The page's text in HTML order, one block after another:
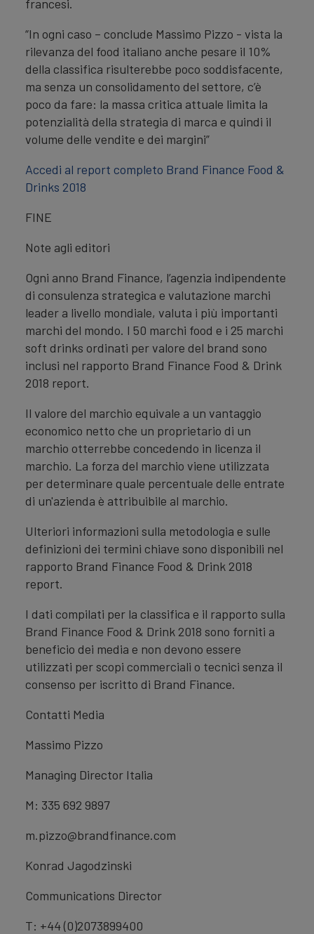
francesi.
“In ogni caso – conclude Massimo Pizzo - vista la
rilevanza del food italiano anche pesare il 10%
della classifica risulterebbe poco soddisfacente,
ma senza un consolidamento del settore, c’è
poco da fare: la massa critica attuale limita la
potenzialità della strategia di marca e quindi il
volume delle vendite e dei margini”
Accedi al report completo Brand Finance Food &
Drinks 2018
FINE
Note agli editori
Ogni anno Brand Finance, l’agenzia indipendente
di consulenza strategica e valutazione marchi
leader a livello mondiale, valuta i più importanti
marchi del mondo. I 50 marchi food e i 25 marchi
soft drinks ordinati per valore del brand sono
inclusi nel rapporto Brand Finance Food & Drink
2018 report.
Il valore del marchio equivale a un vantaggio
economico netto che un proprietario di un
marchio otterrebbe concedendo in licenza il
marchio. La forza del marchio viene utilizzata
per determinare quale percentuale delle entrate
di un'azienda è attribuibile al marchio.
Ulteriori informazioni sulla metodologia e sulle
definizioni dei termini chiave sono disponibili nel
rapporto Brand Finance Food & Drink 2018
report.
I dati compilati per la classifica e il rapporto sulla
Brand Finance Food & Drink 2018 sono forniti a
beneficio dei media e non devono essere
utilizzati per scopi commerciali o tecnici senza il
consenso per iscritto di Brand Finance.
Contatti Media
Massimo Pizzo
Managing Director Italia
M: 335 692 9897
m.pizzo@brandfinance.com
Konrad Jagodzinski
Communications Director
T: +44 (0)2073899400